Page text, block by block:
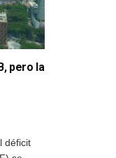
pero la
déficit